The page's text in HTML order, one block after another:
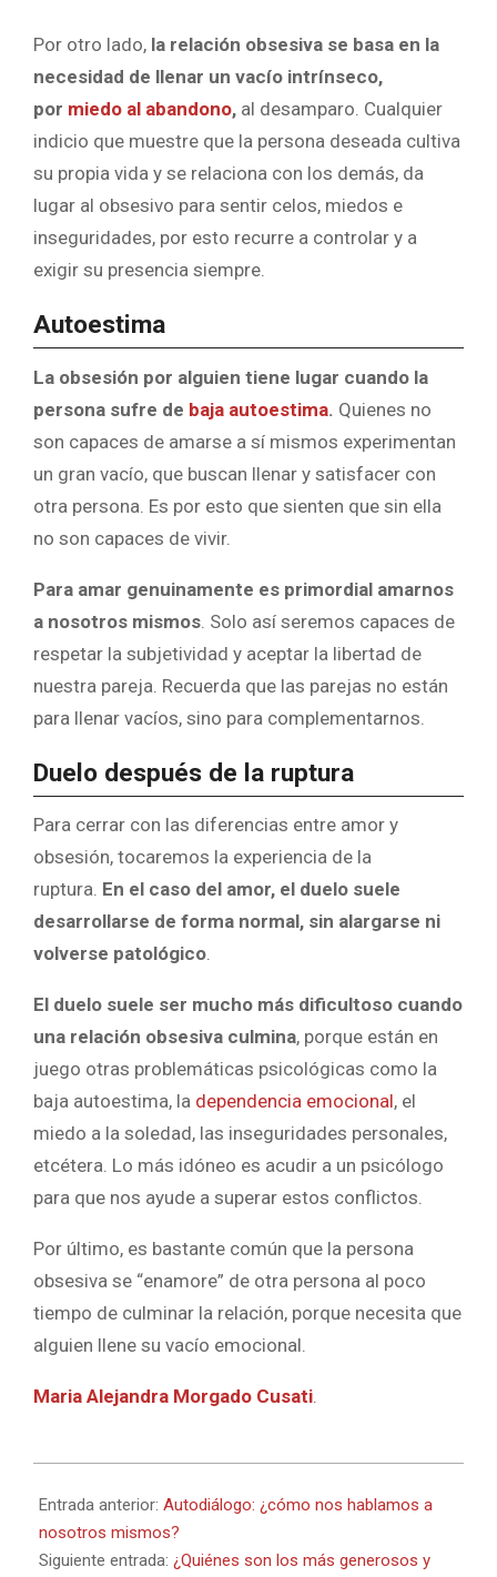
Por otro lado, la relación obsesiva se basa en la
necesidad de llenar un vacío intrínseco,
por miedo al abandono, al desamparo. Cualquier
indicio que muestre que la persona deseada cultiva
su propia vida y se relaciona con los demás, da
lugar al obsesivo para sentir celos, miedos e
inseguridades, por esto recurre a controlar y a
exigir su presencia siempre.
Autoestima
La obsesión por alguien tiene lugar cuando la
persona sufre de baja autoestima. Quienes no
son capaces de amarse a sí mismos experimentan
un gran vacío, que buscan llenar y satisfacer con
otra persona. Es por esto que sienten que sin ella
no son capaces de vivir.
Para amar genuinamente es primordial amarnos
a nosotros mismos . Solo así seremos capaces de
respetar la subjetividad y aceptar la libertad de
nuestra pareja. Recuerda que las parejas no están
para llenar vacíos, sino para complementarnos.
Duelo después de la ruptura
Para cerrar con las diferencias entre amor y
obsesión, tocaremos la experiencia de la
ruptura. En el caso del amor, el duelo suele
desarrollarse de forma normal, sin alargarse ni
volverse patológico
El duelo suele ser mucho más dificultoso cuando
una relación obsesiva culmina, porque están en
juego otras problemáticas psicológicas como la
baja autoestima, la dependencia emocional, el
miedo a la soledad, las inseguridades personales,
etcétera. Lo más idóneo es acudir a un psicólogo
para que nos ayude a superar estos conflictos.
Por último, es bastante común que la persona
obsesiva se “enamore” de otra persona al poco
tiempo de culminar la relación, porque necesita que
alguien llene su vacío emocional.
Maria Alejandra Morgado Cusati
07-
08
Entrada anterior: Autodiálogo: ¿cómo nos hablamos a
nosotros mismos?
Siguiente entrada: ¿Quiénes son los más generosos y